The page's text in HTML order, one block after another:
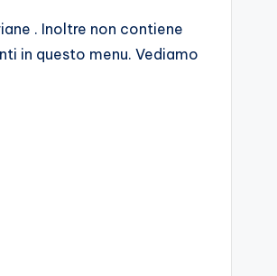
. Inoltre non contiene
in questo menu. Vediamo